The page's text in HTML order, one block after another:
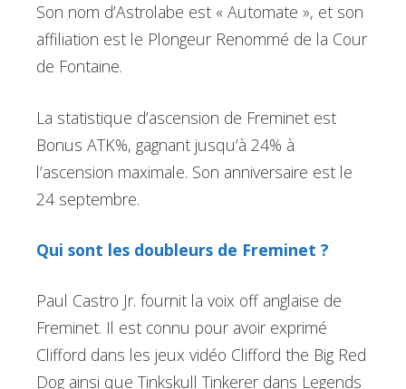
Son nom d’Astrolabe est « Automate », et son
affiliation est le Plongeur Renommé de la Cour
de Fontaine.
La statistique d’ascension de Freminet est
Bonus ATK%, gagnant jusqu’à 24% à
l’ascension maximale. Son anniversaire est le
24 septembre.
Qui sont les doubleurs de Freminet ?
Paul Castro Jr. fournit la voix off anglaise de
Freminet. Il est connu pour avoir exprimé
Clifford dans les jeux vidéo Clifford the Big Red
Dog ainsi que Tinkskull Tinkerer dans Legends